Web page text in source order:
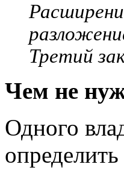
Третий
Чем не
Одного